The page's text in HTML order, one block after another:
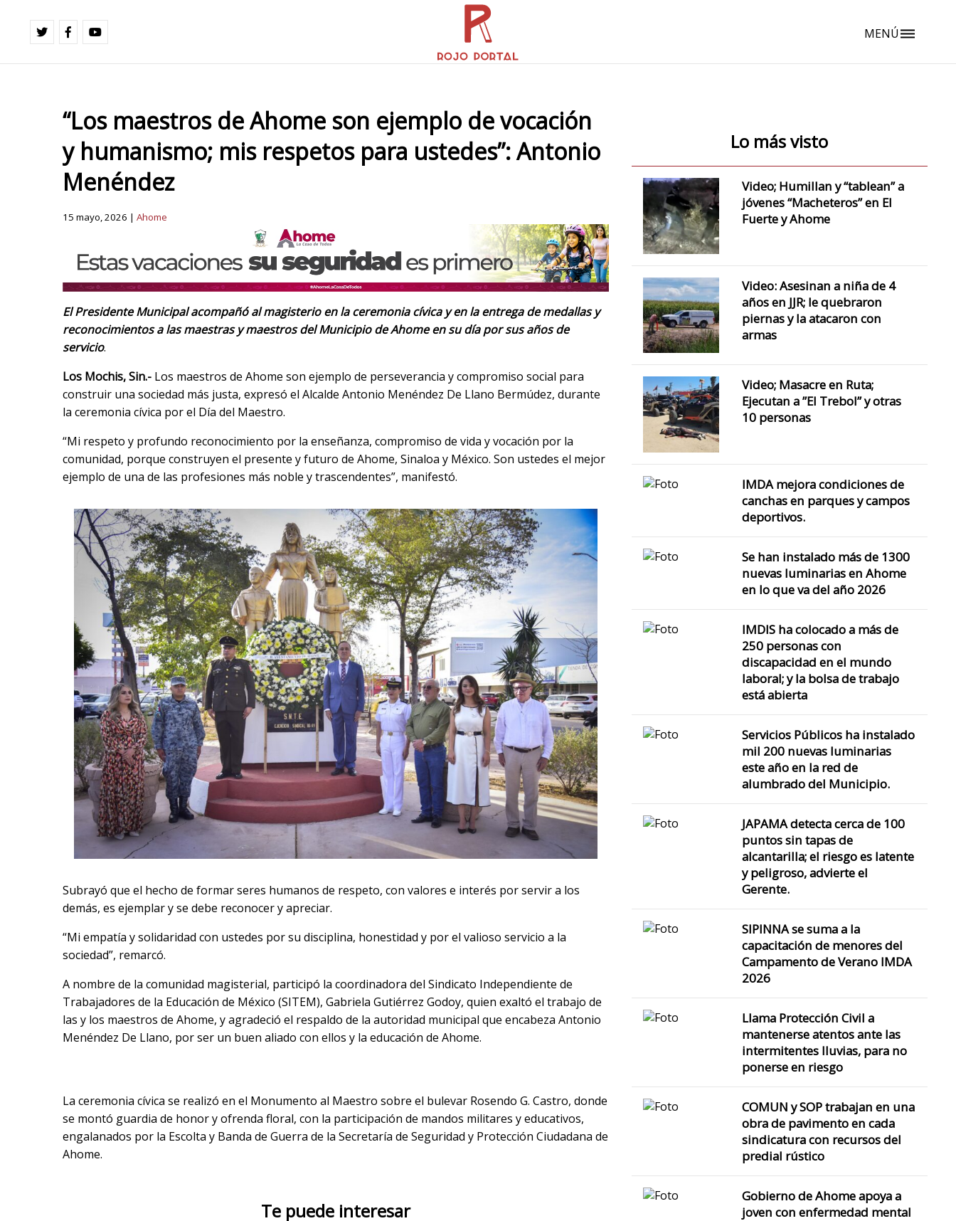
dehaze
MENÚ
“Los maestros de Ahome son ejemplo de vocación
y humanismo; mis respetos para ustedes”: Antonio
Menéndez
15 mayo, 2026 | Ahome
El Presidente Municipal acompañó al magisterio en la ceremonia cívica y en la entrega de medallas y
reconocimientos a las maestras y maestros del Municipio de Ahome en su día por sus años de
servicio.
Los Mochis, Sin.- Los maestros de Ahome son ejemplo de perseverancia y compromiso social para
construir una sociedad más justa, expresó el Alcalde Antonio Menéndez De Llano Bermúdez, durante
la ceremonia cívica por el Día del Maestro.
“Mi respeto y profundo reconocimiento por la enseñanza, compromiso de vida y vocación por la
comunidad, porque construyen el presente y futuro de Ahome, Sinaloa y México. Son ustedes el mejor
ejemplo de una de las profesiones más noble y trascendentes”, manifestó.
Subrayó que el hecho de formar seres humanos de respeto, con valores e interés por servir a los
demás, es ejemplar y se debe reconocer y apreciar.
“Mi empatía y solidaridad con ustedes por su disciplina, honestidad y por el valioso servicio a la
sociedad”, remarcó.
A nombre de la comunidad magisterial, participó la coordinadora del Sindicato Independiente de
Trabajadores de la Educación de México (SITEM), Gabriela Gutiérrez Godoy, quien exaltó el trabajo de
las y los maestros de Ahome, y agradeció el respaldo de la autoridad municipal que encabeza Antonio
Menéndez De Llano, por ser un buen aliado con ellos y la educación de Ahome.
La ceremonia cívica se realizó en el Monumento al Maestro sobre el bulevar Rosendo G. Castro, donde
se montó guardia de honor y ofrenda floral, con la participación de mandos militares y educativos,
engalanados por la Escolta y Banda de Guerra de la Secretaría de Seguridad y Protección Ciudadana de
Ahome.
Te puede interesar
Lo más visto
Video; Humillan y “tablean” a
jóvenes “Macheteros” en El
Fuerte y Ahome
Video: Asesinan a niña de 4
años en JJR; le quebraron
piernas y la atacaron con
armas
Video; Masacre en Ruta;
Ejecutan a ”El Trebol” y otras
10 personas
IMDA mejora condiciones de
canchas en parques y campos
deportivos.
Se han instalado más de 1300
nuevas luminarias en Ahome
en lo que va del año 2026
IMDIS ha colocado a más de
250 personas con
discapacidad en el mundo
laboral; y la bolsa de trabajo
está abierta
Servicios Públicos ha instalado
mil 200 nuevas luminarias
este año en la red de
alumbrado del Municipio.
JAPAMA detecta cerca de 100
puntos sin tapas de
alcantarilla; el riesgo es latente
y peligroso, advierte el
Gerente.
SIPINNA se suma a la
capacitación de menores del
Campamento de Verano IMDA
2026
Llama Protección Civil a
mantenerse atentos ante las
intermitentes lluvias, para no
ponerse en riesgo
COMUN y SOP trabajan en una
obra de pavimento en cada
sindicatura con recursos del
predial rústico
Gobierno de Ahome apoya a
joven con enfermedad mental